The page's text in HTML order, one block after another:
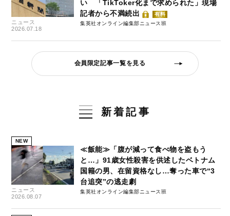
ニュース
2026.07.18
い 「TikToker化まで求められた」現場
記者から不満続出
有料
集英社オンライン編集部ニュース班
会員限定記事一覧を見る
新着記事
NEW
ニュース
2026.08.07
≪飯能≫「腹が減って食べ物を盗もう
と…」91歳女性殺害を供述したベトナム
国籍の男、在留資格なし…奪った車で“3
台追突”の逃走劇
集英社オンライン編集部ニュース班